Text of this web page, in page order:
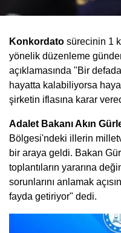
Konkordato sürecinin 1
yönelik düzenleme
açıklamasında "Bir
hayatta kalabiliyorsa
şirketin iflasına karar
Adalet Bakanı Akın
Bölgesi'ndeki illerin
bir araya geldi. Bakan
toplantıların yararına
sorunlarını anlamak
fayda getiriyor" dedi.